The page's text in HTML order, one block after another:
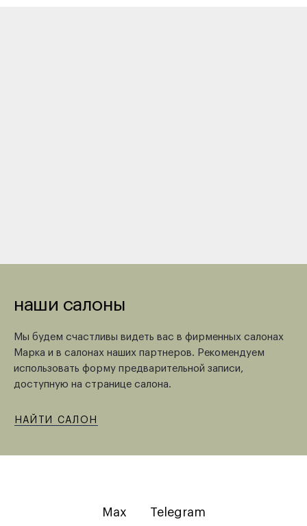
наши салоны
Мы будем счастливы видеть вас в фирменных салонах
Марка и в салонах наших партнеров. Рекомендуем
использовать форму предварительной записи,
доступную на странице салона.
НАЙТИ САЛОН
Max Telegram